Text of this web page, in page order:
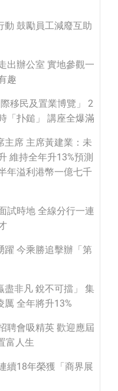
動 鼓勵員工減廢互助
出辦公室 實地參觀一
趣
移民及置業博覽」 2
「扑鎚」 講座全爆滿
主席 主席黃建業：未
維持全年升13%預測
年溢利港幣一億七千
試時地 全線分行一連
躍 今乘勝追擊辦「第
盡非凡 銳不可擋」 集
厲 全年將升13%
聘會吸精英 歡迎應屆
富人生
續18年榮獲「商界展